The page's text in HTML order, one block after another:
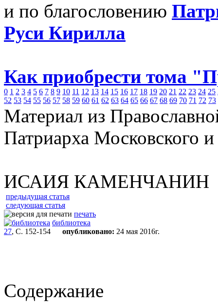
и по благословению
Руси Кирилла
Как приобрести тома
0 1 2 3 4 5 6 7 8 9 10 11 12 13 14 15 16 17 18 19 20 21 22 23 24 25
52 53 54 55 56 57 58 59 60 61 62 63 64 65 66 67 68 69 70 71 72 73
Материал из
Патриарха Московского
ИСАИЯ КАМЕНЧАНИН
предыдущая статья
следующая статья
печать
библиотека
27, С. 152-154 опубликовано: 24 мая 2016г.
Содержание